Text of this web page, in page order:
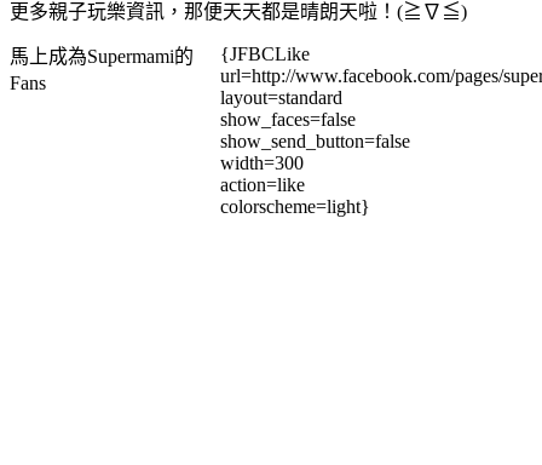
更多親子玩樂資訊，那便天天都是晴朗天啦！(≧∇≦)
馬上成為Supermami的
Fans
{JFBCLike
url=http://www.facebook.com/pages/
layout=standard
show_faces=false
show_send_button=false
width=300
action=like
colorscheme=light}